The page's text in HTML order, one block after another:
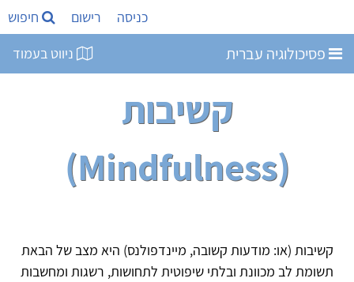
כניסה רישום חיפוש
פסיכולוגיה עברית ניווט בעמוד
קשיבות
(Mindfulness)
קשיבות (או: מודעות קשובה, מיינדפולנס) היא מצב של הבאת
תשומת לב מכוונת ובלתי שיפוטית לתחושות, רשגות ומחשבות